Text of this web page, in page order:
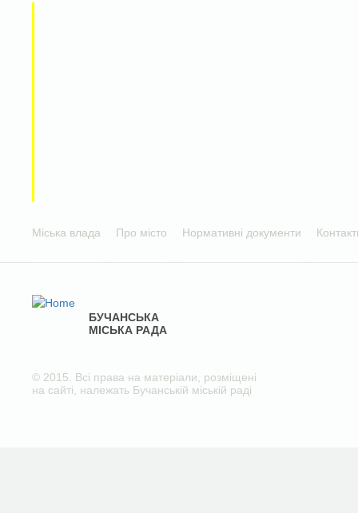
Міська влада Про місто Нормативні документи
БУЧАНСЬКА
МІСЬКА РАДА
© 2015. Всі права на матеріали, розміщені
на сайті, належать Бучанській міській раді